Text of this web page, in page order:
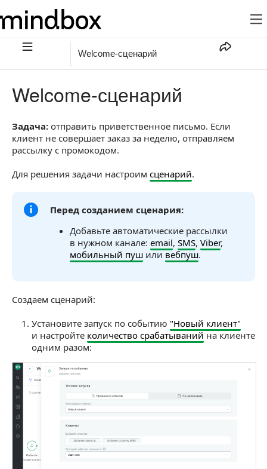
Welcome-сценарий
Welcome-сценарий
Задача: отправить приветственное письмо. Если
клиент не совершает заказ за неделю, отправляем
рассылку с промокодом.
Для решения задачи настроим сценарий.
Перед созданием сценария:
Добавьте автоматические рассылки
в нужном канале: email, SMS, Viber,
мобильный пуш или вебпуш.
Создаем сценарий:
Установите запуск по событию "Новый клиент"
и настройте количество срабатываний на клиенте
одним разом: